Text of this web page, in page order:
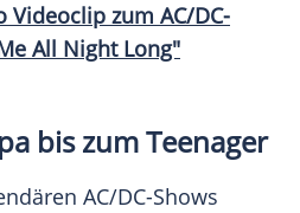
Videoclip zum AC/DC-
All Night Long"
bis zum Teenager
AC/DC-Shows